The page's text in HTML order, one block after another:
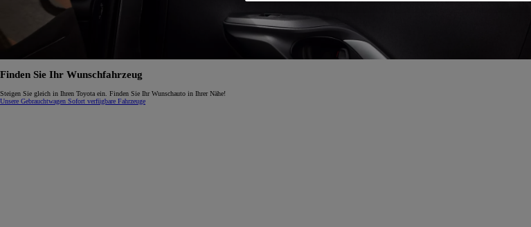
Finden Sie Ihr Wunschfahrzeug
Steigen Sie gleich in Ihren Toyota ein. Finden Sie Ihr Wunschauto in Ihrer Nähe!
Unsere Gebrauchtwagen Sofort verfügbare Fahrzeuge